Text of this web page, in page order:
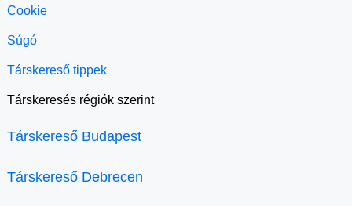
Cookie
Súgó
Társkereső tippek
Társkeresés régiók szerint
Társkereső Budapest
Társkereső Debrecen